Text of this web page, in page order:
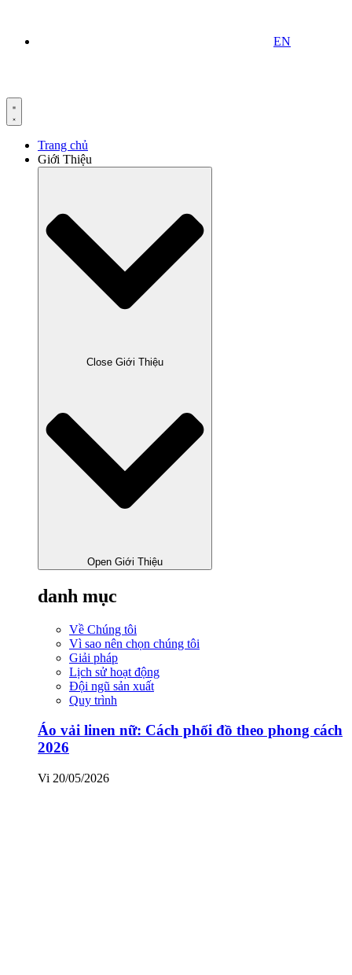
EN
Trang chủ
Giới Thiệu
Close Giới Thiệu
Open Giới Thiệu
danh mục
Về Chúng tôi
Vì sao nên chọn chúng tôi
Giải pháp
Lịch sử hoạt động
Đội ngũ sản xuất
Quy trình
Áo vải linen nữ: Cách phối đồ theo phong cách
2026
Vi 20/05/2026